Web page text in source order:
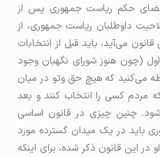
حکم ریاست جمهوری پس از
داوطلبان ریاست جمهوری، از
می‌آید، باید قبل از انتخابات
(چون هنوز شورای نگهبان وجود
می‌کنید که هیچ حق وتو در میان
کسی را انتخاب کنند و بعد
چنین چیزی در قانون اساسی
باید در یک میدان گسترده مورد
در این قانون ذکر شده، برای اینکه